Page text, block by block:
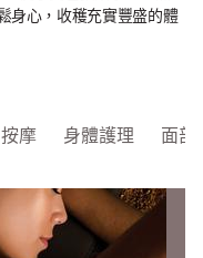
身心，收穫充實豐盛的體
按摩 身體護理 面部